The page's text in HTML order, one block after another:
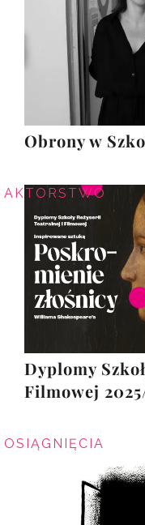
Obrony w
AKTORSTWO
Dyplomy
Filmowej
OSIĄGNIĘCIA